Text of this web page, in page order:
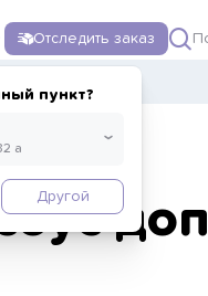
пункт?
Другой
Отследить заказ